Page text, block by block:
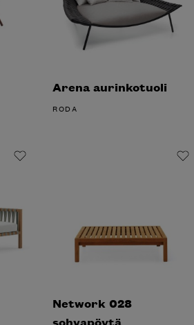
Arena aurinkotuoli
RODA
Network 028
sohvapöytä